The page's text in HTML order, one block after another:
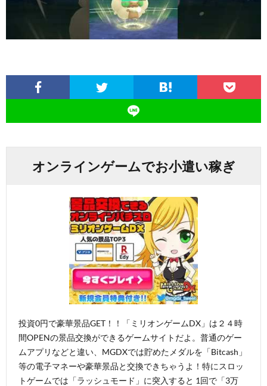
オンラインゲームでお小遣い稼ぎ
投資0円で豪華景品GET！！「ミリオンゲームDX」は２４時
間OPENの景品交換ができるゲームサイトだよ。普通のゲー
ムアプリなどと違い、MGDXでは貯めたメダルを「Bitcash」
等の電子マネーや豪華景品と交換できちゃうよ！特にスロッ
トゲームでは「ラッシュモード」に突入すると 1回で「3万